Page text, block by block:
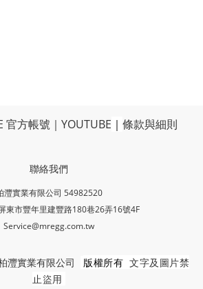
官方帳號 ｜ YOUTUBE ｜ 條款與細則
聯絡我們
灃實業有限公司 54982520
東市豐年里建豐路180巷26弄16號4F
Service@mregg.com.tw
灃實業有限公司 版權所有 文字及圖片禁
止盜用